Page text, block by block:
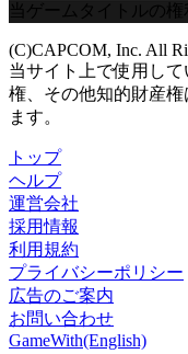
当ゲームタイトルの権
(C)CAPCOM, Inc. All
当サイト上で使用し
権、その他知的財産
ます。
トップ
ヘルプ
運営会社
採用情報
利用規約
プライバシーポリシー
広告のご案内
お問い合わせ
GameWith(English)